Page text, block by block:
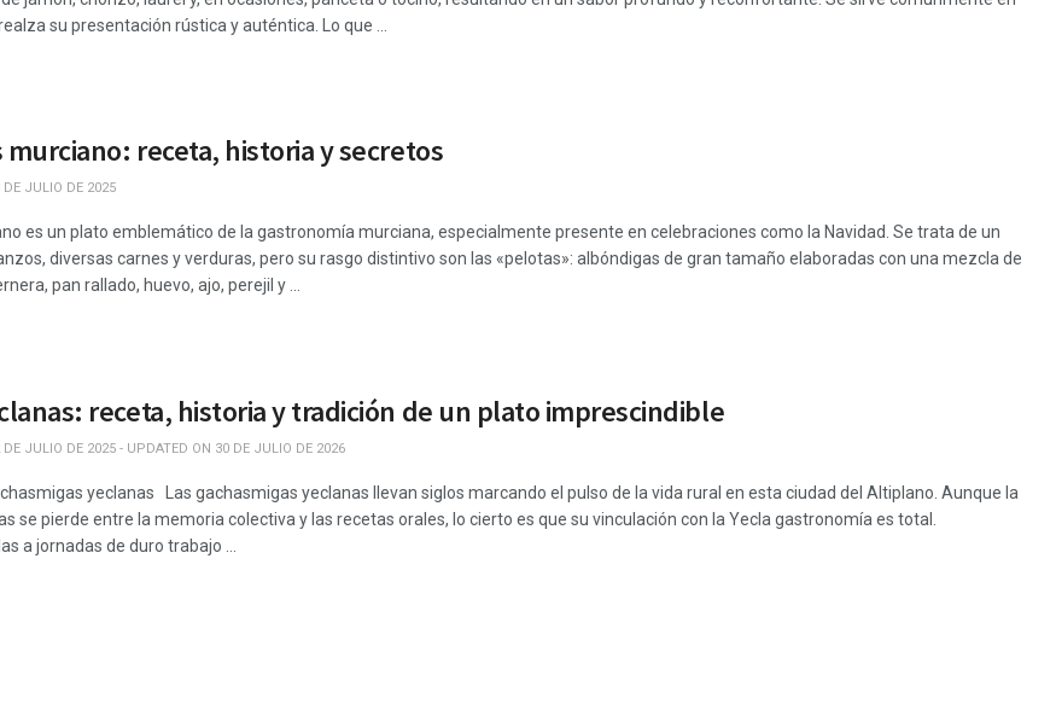
su presentación rústica y auténtica. Lo que ...
murciano: receta, historia y secretos
JULIO DE 2025
es un plato emblemático de la gastronomía murciana, especialmente presente en celebraciones como la Navidad. Se trata de un
diversas carnes y verduras, pero su rasgo distintivo son las «pelotas»: albóndigas de gran tamaño elaboradas con una mezcla de
pan rallado, huevo, ajo, perejil y ...
receta, historia y tradición de un plato imprescindible
JULIO DE 2025 - UPDATED ON 30 DE JULIO DE 2026
yeclanas Las gachasmigas yeclanas llevan siglos marcando el pulso de la vida rural en esta ciudad del Altiplano. Aunque la
se pierde entre la memoria colectiva y las recetas orales, lo cierto es que su vinculación con la Yecla gastronomía es total.
a jornadas de duro trabajo ...